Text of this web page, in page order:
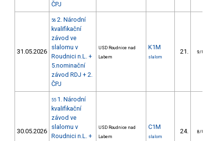
ČPJ
31.05.2026
56 2. Národní
kvalifikační
závod ve
slalomu v
Roudnici n.L. +
5.nominační
závod RDJ + 2.
ČPJ
USD Roudnice nad
Labem
K1M
slalom
21. 9/U23
30.05.2026
55 1. Národní
kvalifikační
závod ve
slalomu v
Roudnici n.L. +
USD Roudnice nad
Labem
C1M
slalom
24. 8/U23